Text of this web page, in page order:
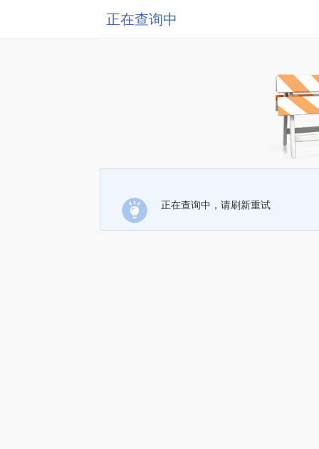
正在查询中
正在查询中，请刷新重试